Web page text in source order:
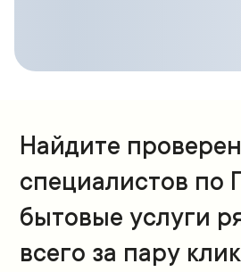
Найдите
специалистов по
бытовые услуги
всего за пару